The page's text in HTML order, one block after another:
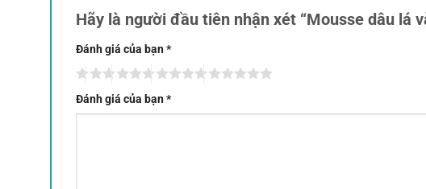
Hãy là người đầu tiên nhận xét “Mousse dâu lá
Đánh giá của bạn*
Đánh giá của bạn*